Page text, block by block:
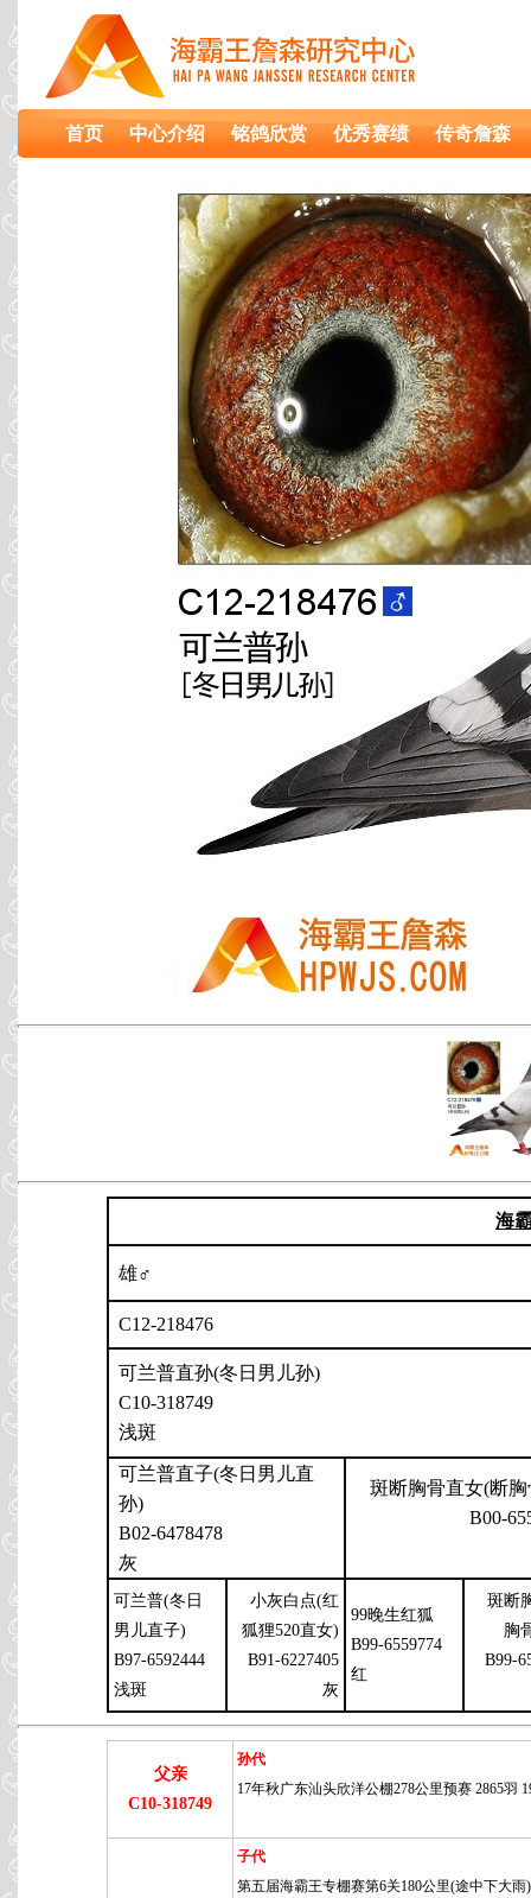
首页 中心介绍 铭鸽欣赏 优秀赛绩 传奇詹森
海
雄♂
C12-218476
可兰普直孙(冬日男儿孙)
C10-318749
浅斑
可兰普直子(冬日男儿直
孙)
B02-6478478
灰
斑断胸骨直女(断
B00-
可兰普(冬日
男儿直子)
B97-6592444
浅斑
小灰白点(红
狐狸520直女)
B91-6227405
灰
99晚生红狐
B99-6559774
红
斑断
胸
B99-
父亲
C10-318749
孙代
17年秋广东汕头欣洋公棚278公里预赛 2865羽
子代
第五届海霸王专棚赛第6关180公里(途中下大雨